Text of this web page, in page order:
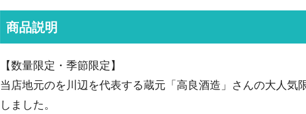
商品説明
【数量限定・季節限定】
当店地元のを川辺を代表する蔵元「高良酒造」さんの大人気
しました。